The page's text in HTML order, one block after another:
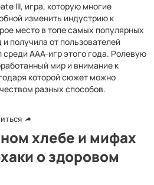
III, игра, которую многие
изменить индустрию к
место в топе самых популярных
получила от пользователей
ААА-игр этого года. Ролевую
мир и внимание к
которой сюжет можно
разных способов.
хлебе и мифах
о здоровом